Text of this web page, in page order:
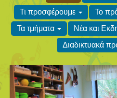
Τι προσφέρουμε
Το
Τα τμήματα
Νέα και
Διαδικτυακά